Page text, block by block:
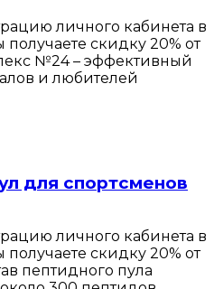
личного кабинета в
скидку 20% от
№24 – эффективный
и любителей
для спортсменов
личного кабинета в
скидку 20% от
пептидного пула